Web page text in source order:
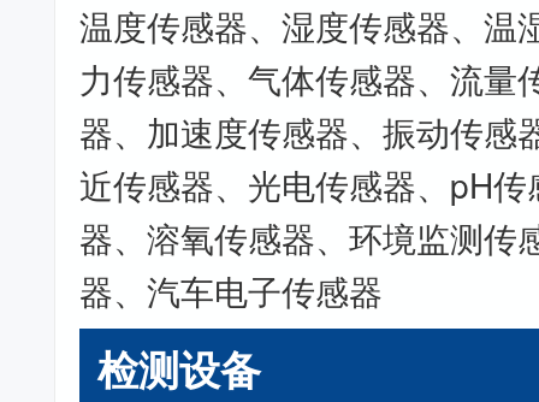
温度传感器、湿度传感器、温
力传感器、气体传感器、流量
器、加速度传感器、振动传感
近传感器、光电传感器、pH
器、溶氧传感器、环境监测传
器、汽车电子传感器
检测设备